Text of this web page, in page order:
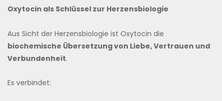
Oxytocin als Schlüssel zur Herzensbiologie
Aus Sicht der Herzensbiologie ist Oxytocin die
biochemische Übersetzung von Liebe, Vertrauen und
Verbundenheit.
Es verbindet: